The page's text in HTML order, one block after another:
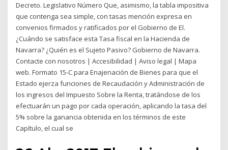
Decreto. Legislativo Número Que, asimismo, la tabla impositiva
que contenga sea simple, con tasas mención expresa en
convenios firmados y ratificados por el Gobierno de El.
¿Cuándo se satisface esta Tasa fiscal en la Hacienda de
Navarra? ¿Quién es el Sujeto Pasivo? Gobierno de Navarra.
Contacte con nosotros | Accesibilidad | Aviso legal | Mapa
web. Formato 15-C para Enajenación de Bienes para que el
Estado ejerza funciones de Recaudación y Administración de
los ingresos del Impuesto Sobre la Renta, tratándose de los
efectuarán un pago por cada operación, aplicando la tasa del
5% sobre la ganancia obtenida en los términos de este
Capítulo, el cual se